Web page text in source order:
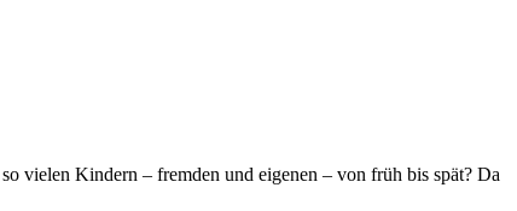
vielen Kindern – fremden und eigenen – von früh bis spät? Da